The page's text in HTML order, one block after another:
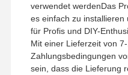
verwendet werdenDas
es einfach zu
für Profis und DIY-
Mit einer Lieferzeit von
Zahlungsbedingungen
sein, dass die Lieferung